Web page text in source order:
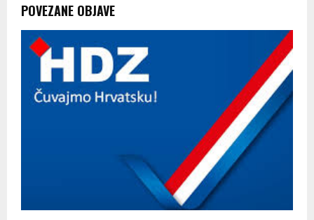
POVEZANE OBJAVE